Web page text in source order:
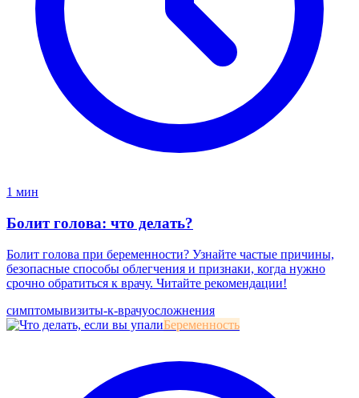
1 мин
Болит голова: что делать?
Болит голова при беременности? Узнайте частые причины,
безопасные способы облегчения и признаки, когда нужно
срочно обратиться к врачу. Читайте рекомендации!
симптомывизиты-к-врачуосложнения
Беременность